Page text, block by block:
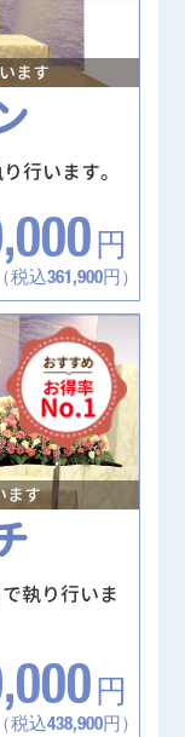
ます
行います。
円
（税込361,900円）
ます
執り行いま
円
（税込438,900円）